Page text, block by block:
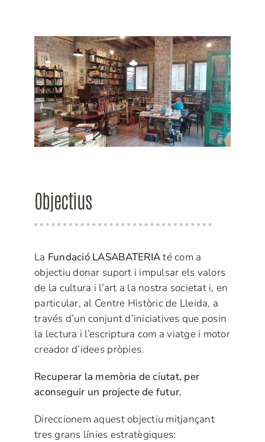
Objectius
La Fundació LASABATERIAté com a
objectiu donar suport i impulsar els valors
de la cultura i l’art a la nostra societat i, en
particular, al Centre Històric de Lleida, a
través d’un conjunt d’iniciatives que posin
la lectura i l’escriptura com a viatge i motor
creador d’idees pròpies.
Recuperar la memòria de ciutat, per
aconseguir un projecte de futur.
Direccionem aquest objectiu mitjançant
tres grans línies estratègiques: